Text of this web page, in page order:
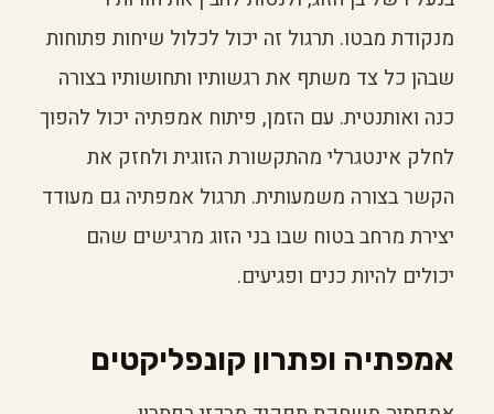
מנקודת מבטו. תרגול זה יכול לכלול שיחות פתוחות
שבהן כל צד משתף את רגשותיו ותחושותיו בצורה
כנה ואותנטית. עם הזמן, פיתוח אמפתיה יכול להפוך
לחלק אינטגרלי מהתקשורת הזוגית ולחזק את
הקשר בצורה משמעותית. תרגול אמפתיה גם מעודד
יצירת מרחב בטוח שבו בני הזוג מרגישים שהם
יכולים להיות כנים ופגיעים.
אמפתיה ופתרון קונפליקטים